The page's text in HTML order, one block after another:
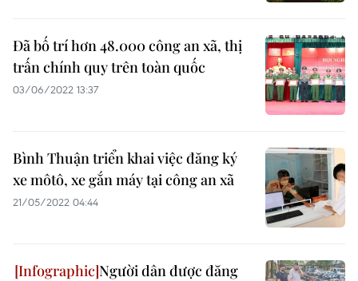
Đã bố trí hơn 48.000 công an xã, thị
trấn chính quy trên toàn quốc
03/06/2022 13:37
Bình Thuận triển khai việc đăng ký
xe môtô, xe gắn máy tại công an xã
21/05/2022 04:44
Người dân được đăng